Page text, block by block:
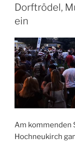
Dorftrödel,
ein
Am kommenden
Hochneukirch